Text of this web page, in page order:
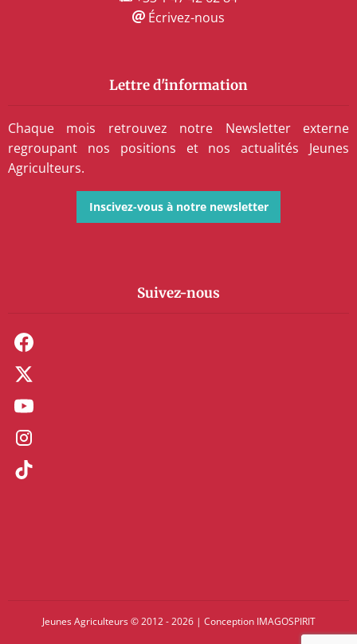
Écrivez-nous
Lettre d'information
Chaque mois retrouvez notre Newsletter externe
regroupant nos positions et nos actualités Jeunes
Agriculteurs.
Inscivez-vous à notre newsletter
Suivez-nous
Jeunes Agriculteurs © 2012 - 2026 | Conception IMAGOSPIRIT